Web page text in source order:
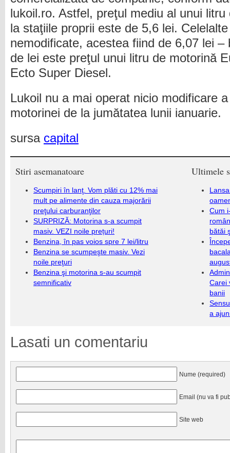
lukoil.ro. Astfel, preţul mediu al unui
la staţiile proprii este de 5,6 lei.
nemodificate, acestea fiind de 6,07 lei –
de lei este preţul unui litru de motorină
Ecto Super Diesel.
Lukoil nu a mai operat nicio modificare
motorinei de la jumătatea lunii ianuarie.
sursa capital
Stiri asemanatoare
Scumpiri în lanţ. Vom plăti cu 12% mai
mult pe alimente din cauza majorării
preţului carburanţilor
SURPRIZĂ: Motorina s-a scumpit
masiv. VEZI noile prețuri!
Benzina, în pas voios spre 7 lei/litru
Benzina se scumpeşte masiv. Vezi
noile preţuri
Benzina şi motorina s-au scumpit
semnificativ
Ultimele
Cum
bătăi
Carei
banii
a
Lasati un comentariu
Nume (required)
Email (nu va fi
Site web